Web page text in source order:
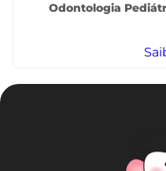
Odontologia